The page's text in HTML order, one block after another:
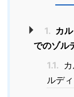
1. カ
でのゾル
1.1.
ルデ